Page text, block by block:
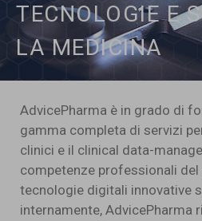
TECNOLOGIE E
LA MEDICINA
AdvicePharma è in grado di
gamma completa di servizi
clinici e il clinical data-
competenze professionali
tecnologie digitali innovative
internamente, AdvicePharma